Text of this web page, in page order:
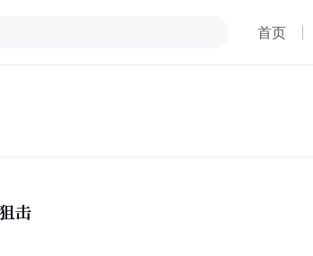
首页
击